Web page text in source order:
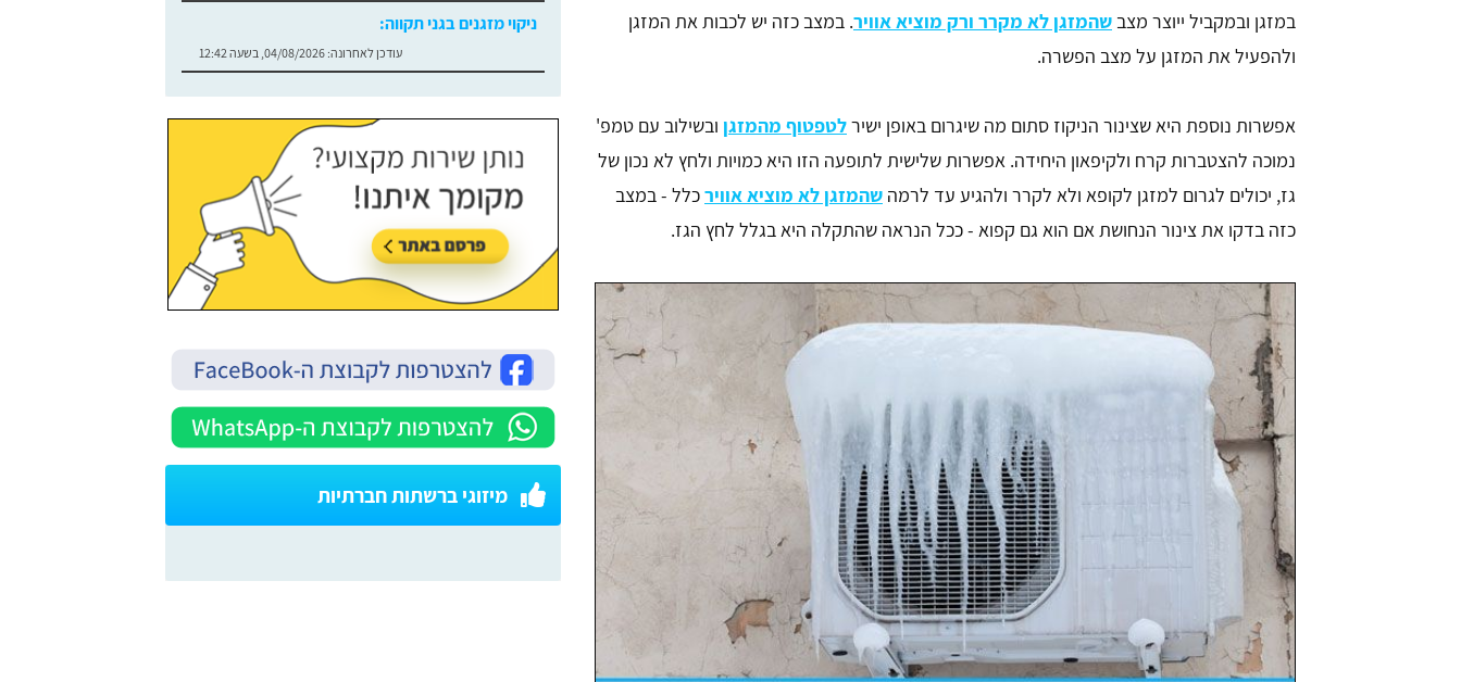
במזגן ובמקביל ייוצר מצב שהמזגן לא מקרר ורק מוציא אוויר. במצב כזה יש לכבות את המזגן
ולהפעיל את המזגן על מצב הפשרה.
אפשרות נוספת היא שצינור הניקוז סתום מה שיגרום באופן ישירלטפטוף מהמזגן ובשילוב עם טמפ'
נמוכה להצטברות קרח ולקיפאון היחידה. אפשרות שלישית לתופעה הזו היא כמויות ולחץ לא נכון של
גז, יכולים לגרום למזגן לקופא ולא לקרר ולהגיע עד לרמה שהמזגן לא מוציא אווירכלל - במצב
כזה בדקו את צינור הנחושת אם הוא גם קפוא - ככל הנראה שהתקלה היא בגלל לחץ הגז.
ניקוי מזגנים בגני תקווה:
עודכן לאחרונה: 04/08/2026, בשעה 12:42
מיזוגי ברשתות חברתיות